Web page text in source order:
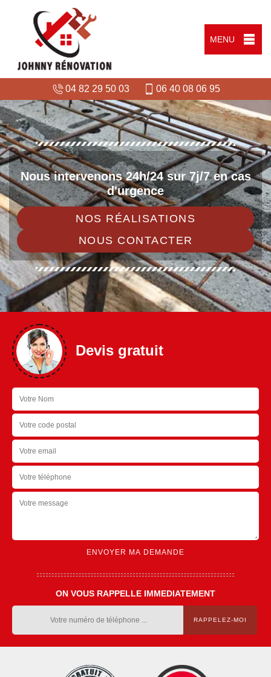
MENU
04 82 29 50 03 06 40 08 06 95
Nous intervenons 24h/24 sur 7j/7 en cas
d'urgence
NOS RÉALISATIONS
NOUS CONTACTER
Devis gratuit
ON VOUS RAPPELLE IMMEDIATEMENT